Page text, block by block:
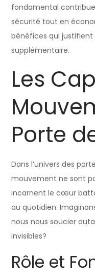
fondamental
sécurité tout en
bénéfices qui
supplémentaire.
Les
Porte
Dans l’univers des
mouvement ne sont
incarnent le cœur
au quotidien.
nous nous soucier
invisibles?
Rôle et